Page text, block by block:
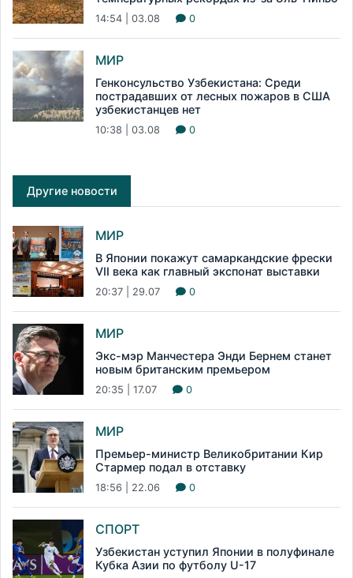
14:54 | 03.08 0
МИР
Генконсульство Узбекистана: Среди
пострадавших от лесных пожаров в США
узбекистанцев нет
10:38 | 03.08 0
Другие новости
МИР
В Японии покажут самаркандские фрески
VII века как главный экспонат выставки
20:37 | 29.07 0
МИР
Экс-мэр Манчестера Энди Бернем станет
новым британским премьером
20:35 | 17.07 0
МИР
Премьер-министр Великобритании Кир
Стармер подал в отставку
18:56 | 22.06 0
СПОРТ
Узбекистан уступил Японии в полуфинале
Кубка Азии по футболу U-17